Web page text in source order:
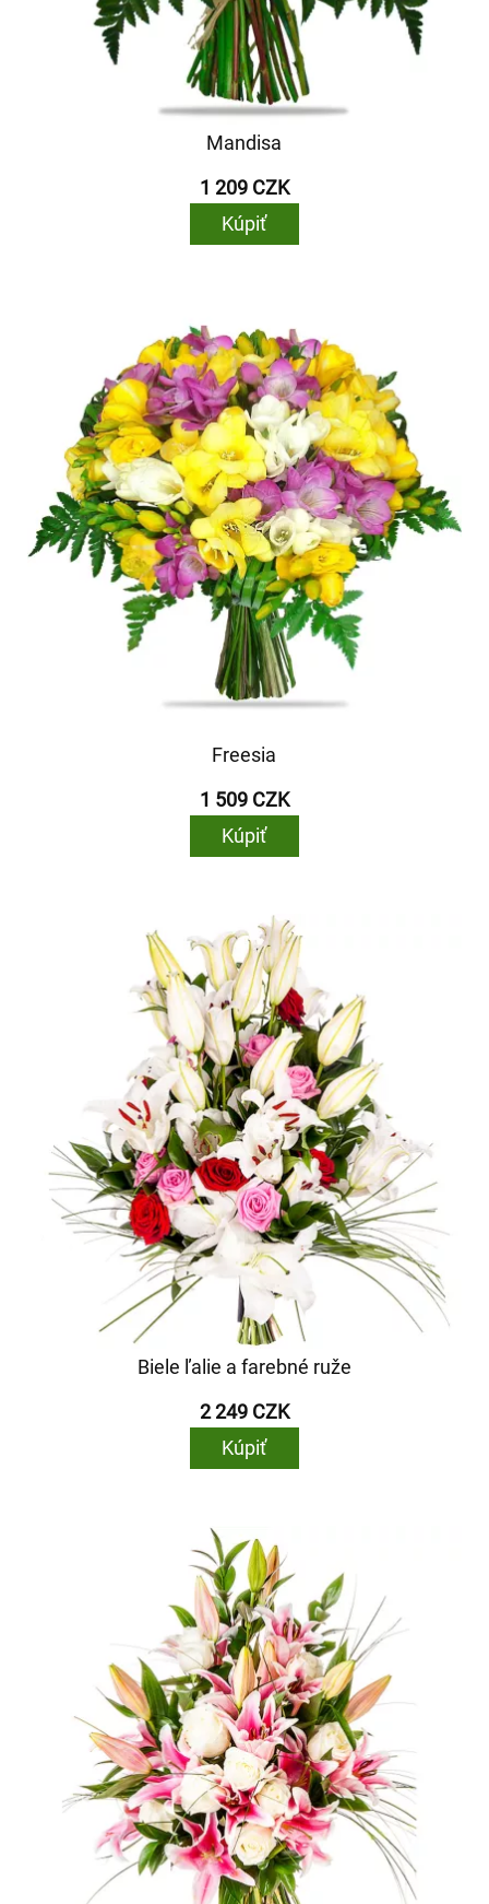
Mandisa
1 209 CZK
Kúpiť
Freesia
1 509 CZK
Kúpiť
Biele ľalie a farebné ruže
2 249 CZK
Kúpiť